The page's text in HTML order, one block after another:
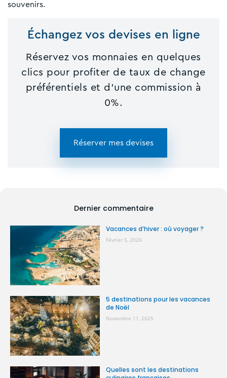
souvenirs.
Échangez vos devises en ligne
Réservez vos monnaies en quelques
clics pour profiter de taux de change
préférentiels et d'une commission à
0%.
Réserver mes devises
Dernier commentaire
Vacances d’hiver : où voyager ?
Février 5, 2026
5 destinations pour les vacances
de Noël
Novembre 11, 2025
Quelles sont les destinations